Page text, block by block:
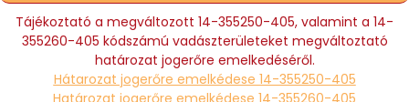
Tájékoztató a megváltozott 14-355250-405, valamint a 14-
355260-405 kódszámú vadászterületeket megváltoztató
határozat jogerőre emelkedéséről.
Hátarozat jogerőre emelkédese 14-355250-405